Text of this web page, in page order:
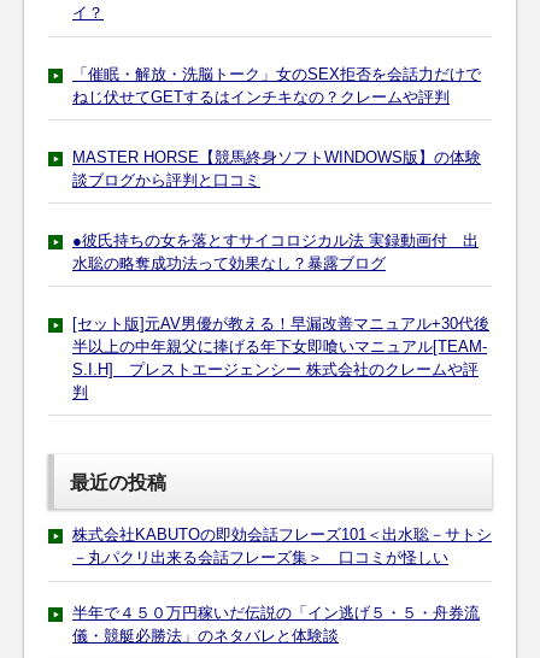
イ？
「催眠・解放・洗脳トーク」女のSEX拒否を会話力だけで
ねじ伏せてGETするはインチキなの？クレームや評判
MASTER HORSE【競馬終身ソフトWINDOWS版】の体験
談ブログから評判と口コミ
●彼氏持ちの女を落とすサイコロジカル法 実録動画付 出
水聡の略奪成功法って効果なし？暴露ブログ
[セット版]元AV男優が教える！早漏改善マニュアル+30代後
半以上の中年親父に捧げる年下女即喰いマニュアル[TEAM-
S.I.H] プレストエージェンシー 株式会社のクレームや評
判
最近の投稿
株式会社KABUTOの即効会話フレーズ101＜出水聡－サトシ
－丸パクリ出来る会話フレーズ集＞ 口コミが怪しい
半年で４５０万円稼いだ伝説の「イン逃げ５・５・舟券流
儀・競艇必勝法」のネタバレと体験談